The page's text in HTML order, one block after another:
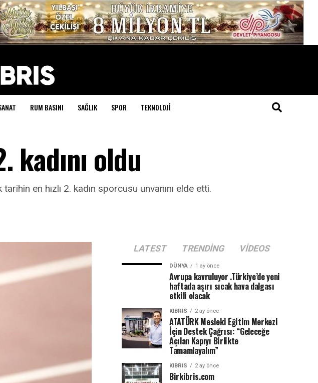
RUM BASINI SAĞLIK SPOR TEKNOLOJI
kadını oldu
en hızlı 2. kadın sporcusu unvanını elde etti.
LATEST TRENDING VIDEOS
DÜNYA 1 ay önce
Avrupa kavruluyor .Türkiye’de yeni
haftada aşırı sıcak hava dalgası
etkili olacak
KIBRIS 2 ay önce
ATATÜRK Mesleki Eğitim Merkezi
İçin Destek Çağrısı: “Geleceğe
Açılan Kapıyı Birlikte
Tamamlayalım”
KIBRIS 2 ay önce
Birkibris.com